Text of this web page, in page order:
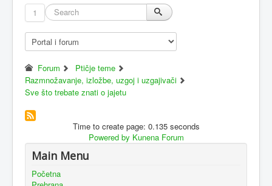
1
Forum
Ptičje teme
Razmnožavanje, izložbe, uzgoj i uzgajivači
Sve što trebate znati o jajetu
Time to create page: 0.135 seconds
Powered by Kunena Forum
Main Menu
Početna